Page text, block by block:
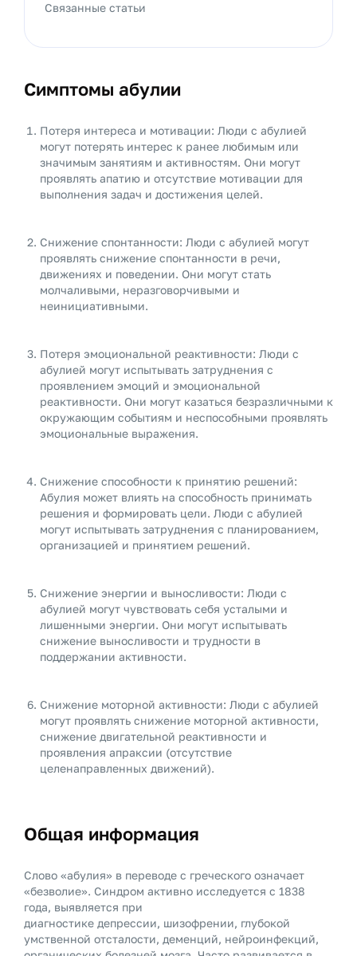
Симптомы абулии
Потеря интереса и мотивации: Люди с абулией
могут потерять интерес к ранее любимым или
значимым занятиям и активностям. Они могут
проявлять апатию и отсутствие мотивации для
выполнения задач и достижения целей.
Снижение спонтанности: Люди с абулией могут
проявлять снижение спонтанности в речи,
движениях и поведении. Они могут стать
молчаливыми, неразговорчивыми и
неинициативными.
Потеря эмоциональной реактивности: Люди с
абулией могут испытывать затруднения с
проявлением эмоций и эмоциональной
реактивности. Они могут казаться безразличными к
окружающим событиям и неспособными проявлять
эмоциональные выражения.
Снижение способности к принятию решений:
Абулия может влиять на способность принимать
решения и формировать цели. Люди с абулией
могут испытывать затруднения с планированием,
организацией и принятием решений.
Снижение энергии и выносливости: Люди с
абулией могут чувствовать себя усталыми и
лишенными энергии. Они могут испытывать
снижение выносливости и трудности в
поддержании активности.
Снижение моторной активности: Люди с абулией
могут проявлять снижение моторной активности,
снижение двигательной реактивности и
проявления апраксии (отсутствие
целенаправленных движений).
Общая информация
Слово «абулия» в переводе с греческого означает
«безволие». Синдром активно исследуется с 1838
года, выявляется при
диагностике депрессии, шизофрении, глубокой
умственной отсталости, деменций, нейроинфекций,
Связанные статьи